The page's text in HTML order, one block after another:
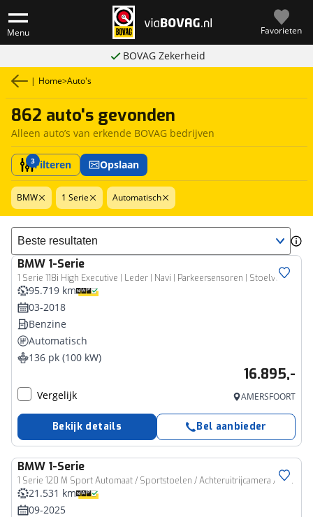
Menu Favorieten
BOVAG Zekerheid
| Home>Auto's
862 auto's gevonden
Alleen auto’s van erkende BOVAG bedrijven
3Filteren Opslaan
BMW 1 Serie Automatisch
Sorteer resultaten
BMW 1-Serie
1 Serie 118i High Executive | Leder | Navi | Parkeersensoren | Stoelverwarming | Keyless | Cruise Control
95.719 km
03-2018
Benzine
Automatisch
136 pk (100 kW)
16.895,-
Vergelijk AMERSFOORT
Bekijk details Bel aanbieder
BMW 1-Serie
1 Serie 120 M Sport Automaat / Sportstoelen / Achteruitrijcamera / M Adaptief onderstel / Parking Assistant / Stuurverwarming
21.531 km
09-2025